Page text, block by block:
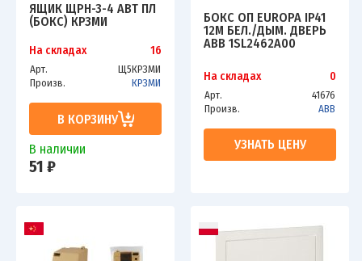
ЯЩИК ЩРН-3-4 АВТ ПЛ
(БОКС) КРЗМИ
На складах 16
Арт.
Щ5КРЗМИ
Произв.
КРЗМИ
В КОРЗИНУ
В наличии
51 ₽
БОКС ОП EUROPA IP41
12М БЕЛ./ДЫМ. ДВЕРЬ
ABB 1SL2462A00
На складах 0
Арт.
41676
Произв.
ABB
УЗНАТЬ ЦЕНУ